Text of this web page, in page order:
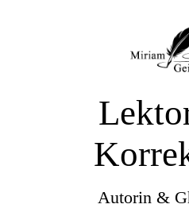
Autorin &